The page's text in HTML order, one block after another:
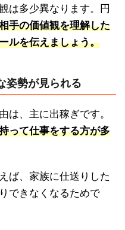
は多少異なります。円
手の価値観を理解した
ルを伝えましょう。
姿勢が見られる
は、主に出稼ぎです。
って仕事をする方が多
ば、家族に仕送りした
できなくなるためで